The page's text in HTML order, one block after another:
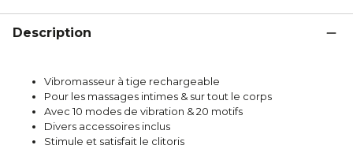
Description
Vibromasseur à tige rechargeable
Pour les massages intimes & sur tout le corps
Avec 10 modes de vibration & 20 motifs
Divers accessoires inclus
Stimule et satisfait le clitoris